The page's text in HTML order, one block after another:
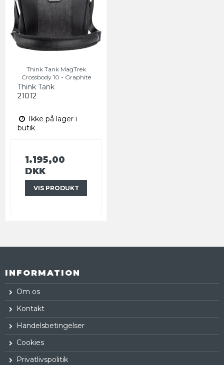
Think Tank MagTrek
Crossbody 10 - Graphite
Think Tank
21012
Ikke på lager i
butik
1.195,00
DKK
VIS PRODUKT
INFORMATION
Om os
Kontakt
Handelsbetingelser
Cookies
Privatlivspolitik